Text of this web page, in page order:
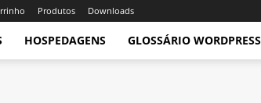
Produtos Downloads
HOSPEDAGENS GLOSSÁRIO WORDPRESS